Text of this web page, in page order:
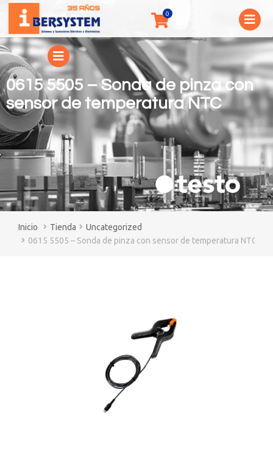
0615 5505 – Sonda de pinza con
sensor de temperatura NTC
You are here:
Tienda
Uncategorized
0615 5505 – Sonda de pinza con sensor de temperatura NTC